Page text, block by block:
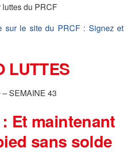
du PRCF
sur le site du PRCF : Signez et
LUTTES
– SEMAINE 43
Et maintenant
sans solde